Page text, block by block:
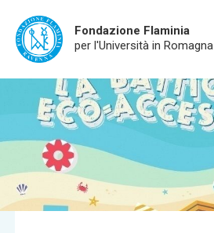
content
Fondazione Flaminia
per l'Università in Romagna